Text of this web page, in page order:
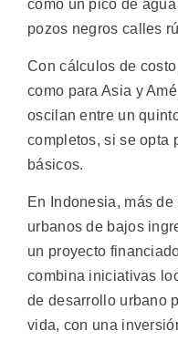
como un pico de
pozos negros calles
Con cálculos de
como para Asia y
oscilan entre un
completos, si se opta
básicos.
En Indonesia, más
urbanos de bajos
un proyecto
combina iniciativas
de desarrollo urbano
vida, con una